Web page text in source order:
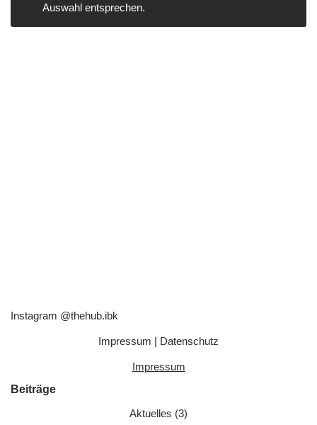
Auswahl entsprechen.
Instagram @thehub.ibk
Impressum | Datenschutz
Impressum
Beiträge
Aktuelles (3)